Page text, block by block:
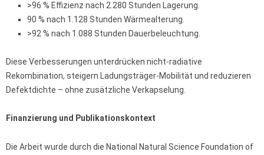
>96 % Effizienz nach 2.280 Stunden Lagerung.
90 % nach 1.128 Stunden Wärmealterung.
>92 % nach 1.088 Stunden Dauerbeleuchtung.
Diese Verbesserungen unterdrücken nicht-radiative
Rekombination, steigern Ladungsträger-Mobilität und reduzieren
Defektdichte – ohne zusätzliche Verkapselung.
Finanzierung und Publikationskontext
Die Arbeit wurde durch die National Natural Science Foundation of